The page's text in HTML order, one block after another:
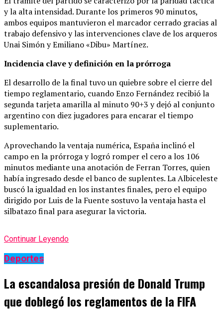
y la alta intensidad. Durante los primeros 90 minutos,
ambos equipos mantuvieron el marcador cerrado gracias al
trabajo defensivo y las intervenciones clave de los arqueros
Unai Simón y Emiliano «Dibu» Martínez.
Incidencia clave y definición en la prórroga
El desarrollo de la final tuvo un quiebre sobre el cierre del
tiempo reglamentario, cuando Enzo Fernández recibió la
segunda tarjeta amarilla al minuto 90+3 y dejó al conjunto
argentino con diez jugadores para encarar el tiempo
suplementario.
Aprovechando la ventaja numérica, España inclinó el
campo en la prórroga y logró romper el cero a los 106
minutos mediante una anotación de Ferran Torres, quien
había ingresado desde el banco de suplentes. La Albiceleste
buscó la igualdad en los instantes finales, pero el equipo
dirigido por Luis de la Fuente sostuvo la ventaja hasta el
silbatazo final para asegurar la victoria.
Continuar Leyendo
Deportes
La escandalosa presión de Donald Trump
que doblegó los reglamentos de la FIFA